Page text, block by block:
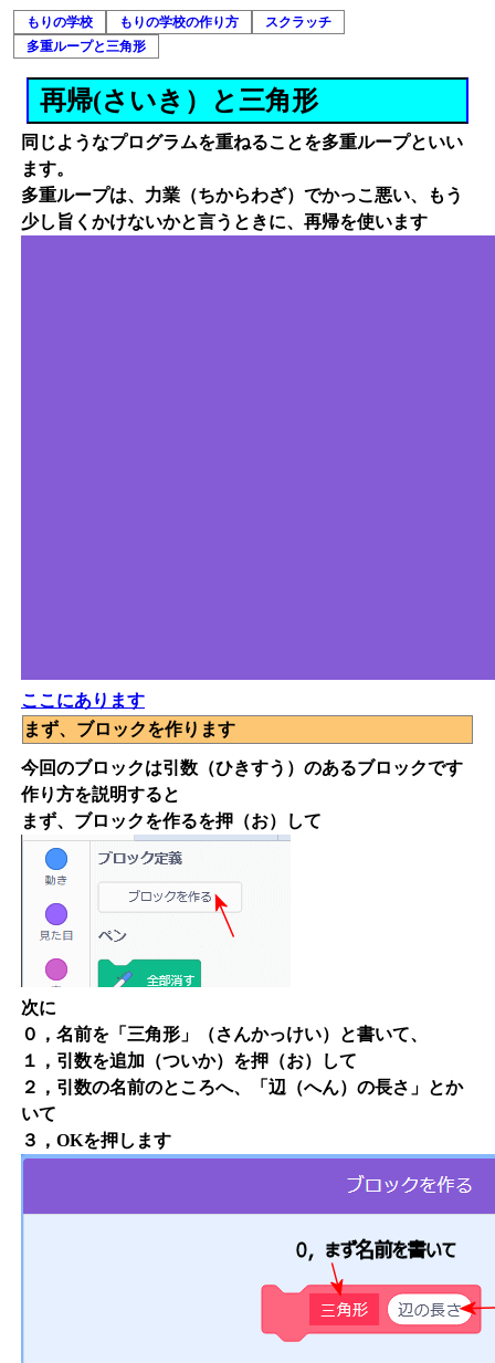
もりの学校 もりの学校の作り方
スクラッチ
多重ループと三角形
再帰(さいき）と三角形
同じようなプログラムを重ねることを多重ループといい
ます。
多重ループは、力業（ちからわざ）でかっこ悪い、もう
少し旨くかけないかと言うときに、再帰を使います
ここにあります
まず、ブロックを作ります
今回のブロックは引数（ひきすう）のあるブロックです
作り方を説明すると
まず、ブロックを作るを押（お）して
次に
０，名前を「三角形」（さんかっけい）と書いて、
１，引数を追加（ついか）を押（お）して
２，引数の名前のところへ、「辺（へん）の長さ」とか
いて
３，OKを押します